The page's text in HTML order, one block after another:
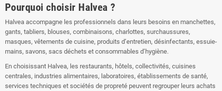
Pourquoi choisir Halvea ?
Halvea accompagne les professionnels dans leurs besoins en manchettes,
gants, tabliers, blouses, combinaisons, charlottes, surchaussures,
masques, vêtements de cuisine, produits d’entretien, désinfectants, essuie-
mains, savons, sacs déchets et consommables d’hygiène.
En choisissant Halvea, les restaurants, hôtels, collectivités, cuisines
centrales, industries alimentaires, laboratoires, établissements de santé,
services techniques et sociétés de propreté peuvent regrouper leurs achats